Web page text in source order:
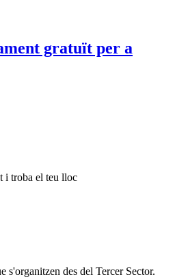
gratuït per a
i troba el teu lloc
s'organitzen des del Tercer Sector.